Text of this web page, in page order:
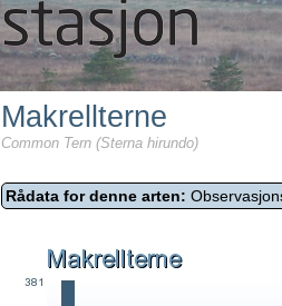
Makrellterne
Common Tern (Sterna hirundo)
Rådata for denne arten: